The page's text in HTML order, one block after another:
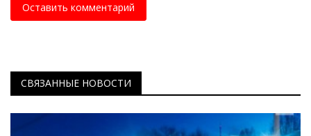
Оставить комментарий
СВЯЗАННЫЕ НОВОСТИ